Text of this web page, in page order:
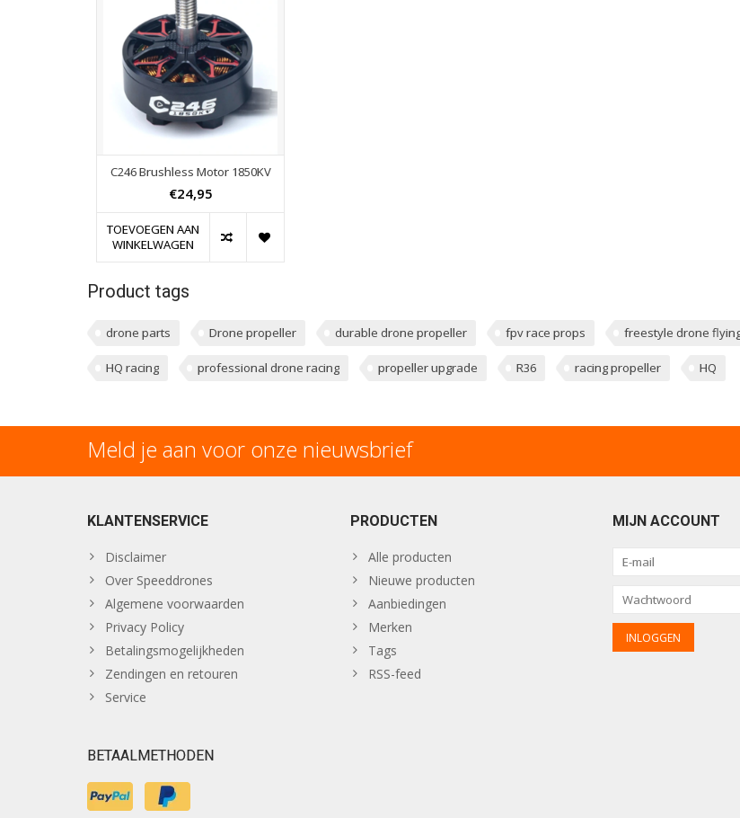
C246 Brushless Motor 1850KV
€24,95
TOEVOEGEN AAN
WINKELWAGEN
Product tags
drone parts Drone propeller durable drone propeller fpv race props freestyle drone
HQ racing professional drone racing propeller upgrade R36 racing propeller HQ
Meld je aan voor onze nieuwsbrief
KLANTENSERVICE
Disclaimer
Over Speeddrones
Algemene voorwaarden
Privacy Policy
Betalingsmogelijkheden
Zendingen en retouren
Service
PRODUCTEN
Alle producten
Nieuwe producten
Aanbiedingen
Merken
Tags
RSS-feed
MIJN ACCOUNT
BETAALMETHODEN